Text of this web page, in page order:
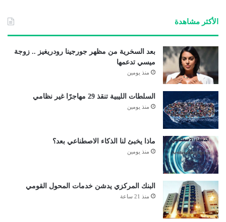
الأكثر مشاهدة
بعد السخرية من مظهر جورجينا رودريغيز .. زوجة
ميسي تدعمها
منذ يومين
السلطات الليبية تنقذ 29 مهاجرًا غير نظامي
منذ يومين
ماذا يخبئ لنا الذكاء الاصطناعي بعد؟
منذ يومين
البنك المركزي يدشن خدمات المحول القومي
منذ 21 ساعة